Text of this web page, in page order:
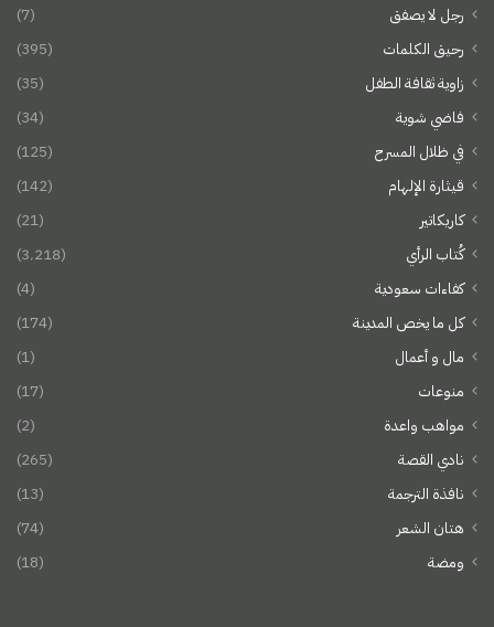
رجل لا يصفق
(7)
رحيق الكلمات
(395)
زاوية ثقافة الطفل
(35)
فاضي شوية
(34)
في ظلال المسرح
(125)
قيثارة الإلهام
(142)
كاريكاتير
(21)
كُتاب الرأي
(3٬218)
كفاءات سعودية
(4)
كل ما يخص المدينة
(174)
مال و أعمال
(1)
منوعات
(17)
مواهب واعدة
(2)
نادي القصة
(265)
نافذة الترجمة
(13)
هتان الشعر
(74)
ومضة
(18)